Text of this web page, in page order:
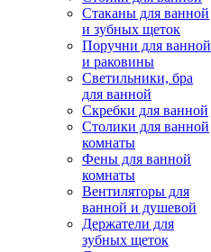
Стаканы для ванной
и зубных щеток
Поручни для ванной
и раковины
Светильники, бра
для ванной
Скребки для ванной
Столики для ванной
комнаты
Фены для ванной
комнаты
Вентиляторы для
ванной и душевой
Держатели для
зубных щеток